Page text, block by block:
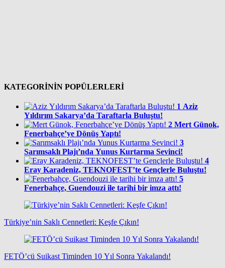
KATEGORİNİN POPÜLERLERİ
1 Aziz
Yıldırım Sakarya’da Taraftarla Buluştu!
2 Mert Günok,
Fenerbahçe’ye Dönüş Yaptı!
3
Sarımsaklı Plajı’nda Yunus Kurtarma Sevinci!
4
Eray Karadeniz, TEKNOFEST’te Gençlerle Buluştu!
5
Fenerbahçe, Guendouzi ile tarihi bir imza attı!
Türkiye’nin Saklı Cennetleri: Keşfe Çıkın!
FETÖ’cü Suikast Timinden 10 Yıl Sonra Yakalandı!